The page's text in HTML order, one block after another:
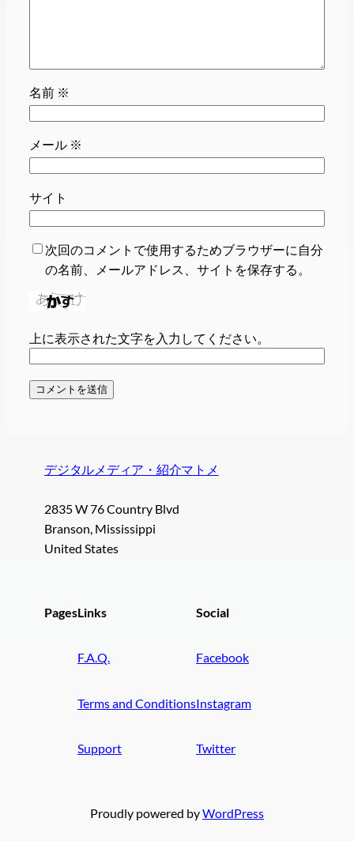
名前 ※
メール ※
サイト
次回のコメントで使用するためブラウザーに自分
の名前、メールアドレス、サイトを保存する。
上に表示された文字を入力してください。
デジタルメディア・紹介マトメ
2835 W 76 Country Blvd
Branson, Mississippi
United States
PagesLinks
F.A.Q.
Terms and Conditions
Support
Social
Facebook
Instagram
Twitter
Proudly powered byWordPress